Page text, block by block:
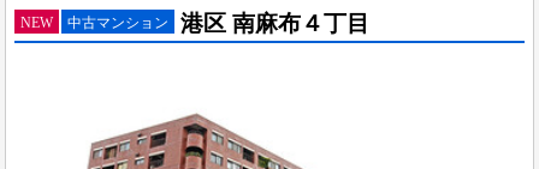
NEW 中古マンション 港区 南麻布４丁目